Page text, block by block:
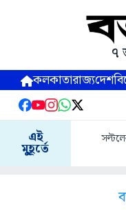
৭
কলকাতারাজ্যদেশ
এই
মুহূর্তে